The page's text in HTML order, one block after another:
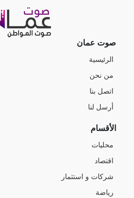
صوت عمان
الرئيسية
من نحن
اتصل بنا
أرسل لنا
الأقسام
محليات
اقتصاد
شركات و استثمار
رياضة